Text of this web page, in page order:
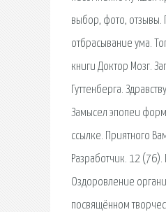
выбор, фото, отзывы.
отбрасывание ума.
книги Доктор Мозг.
Гуттенберга.
Замысел эпопеи
ссылке. Приятного
Разработчик. 12
Оздоровление
посвящённом